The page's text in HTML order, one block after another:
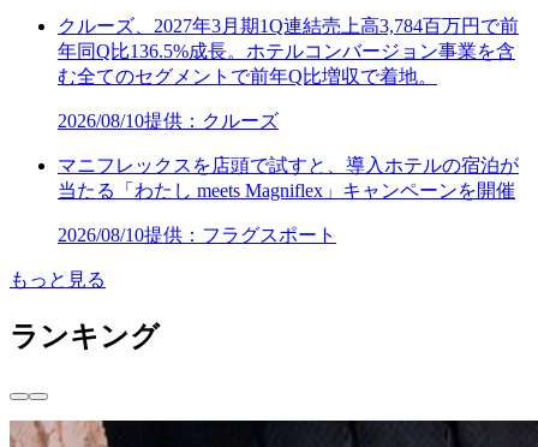
クルーズ、2027年3月期1Q連結売上高3,784百万円で前
年同Q比136.5%成長。ホテルコンバージョン事業を含
む全てのセグメントで前年Q比増収で着地。
2026/08/10提供：クルーズ
マニフレックスを店頭で試すと、導入ホテルの宿泊が
当たる「わたし meets Magniflex」キャンペーンを開催
2026/08/10提供：フラグスポート
もっと見る
ランキング